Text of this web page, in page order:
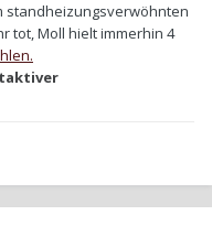
standheizungsverwöhnten
tot, Moll hielt immerhin 4